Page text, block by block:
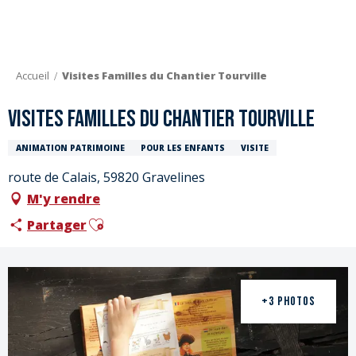
Accueil Visites Familles du Chantier Tourville
Visites Familles du Chantier Tourville
ANIMATION PATRIMOINE POUR LES ENFANTS VISITE
route de Calais, 59820 Gravelines
M'y rendre
PartagerAjouter aux favoris
+3 PHOTOS